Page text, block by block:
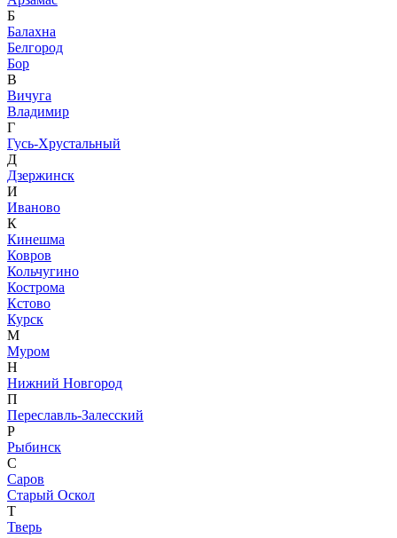
Б
Балахна
Белгород
Бор
В
Вичуга
Владимир
Г
Гусь-Хрустальный
Д
Дзержинск
И
Иваново
К
Кинешма
Ковров
Кольчугино
Кострома
Кстово
Курск
М
Муром
Н
Нижний Новгород
П
Переславль-Залесский
Р
Рыбинск
С
Саров
Старый Оскол
Т
Тверь